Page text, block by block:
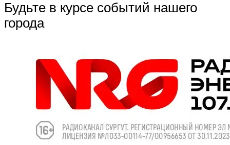
Будьте в курсе событий нашего
города